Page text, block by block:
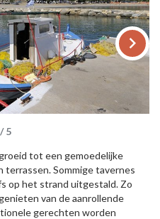
keyboard_arrow_right
5
tot een gemoedelijke
terrassen. Sommige tavernes
op het strand uitgestald. Zo
van de aanrollende
gerechten worden